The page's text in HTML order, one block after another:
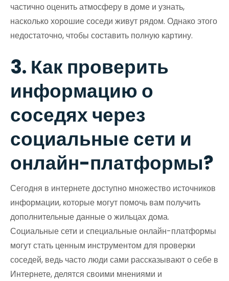
частично оценить атмосферу в доме и узнать,
насколько хорошие соседи живут рядом. Однако этого
недостаточно, чтобы составить полную картину.
3. Как проверить
информацию о
соседях через
социальные сети и
онлайн-платформы?
Сегодня в интернете доступно множество источников
информации, которые могут помочь вам получить
дополнительные данные о жильцах дома.
Социальные сети и специальные онлайн-платформы
могут стать ценным инструментом для проверки
соседей, ведь часто люди сами рассказывают о себе в
Интернете, делятся своими мнениями и